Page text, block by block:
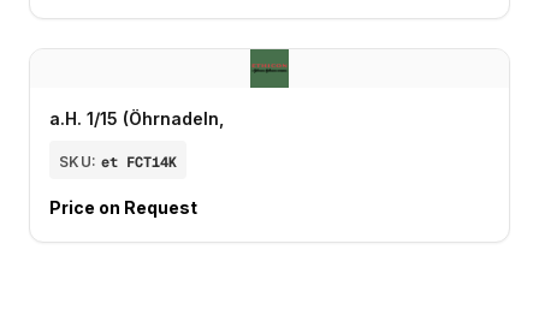
a.H. 1/15 (Öhrnadeln,
SKU: et FCT14K
Price on Request